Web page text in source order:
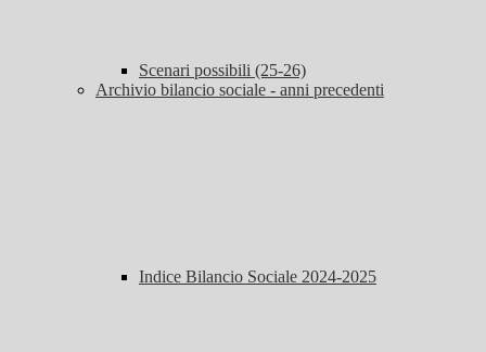
Scenari possibili (25-26)
Archivio bilancio sociale - anni precedenti
Indice Bilancio Sociale 2024-2025